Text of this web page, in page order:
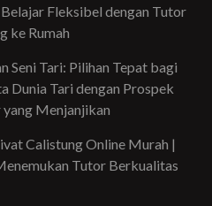
Fleksibel dengan Tutor
ke Rumah
Seni Tari: Pilihan Tepat bagi
Dunia Tari dengan Prospek
yang Menjanjikan
Calistung Online Murah |
Tutor Berkualitas